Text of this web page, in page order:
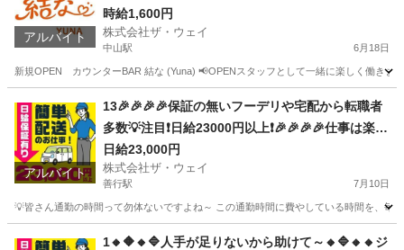
アルバイト
時給1,600円
株式会社ザ・ウェイ
中山駅 6月18日
新規OPEN カウンターBAR 結な (Yuna) 📢OPENスタッフとして一緒に楽しく働きま
中山駅 その他
アルバイト
13🎉🎉🎉🎉保証の無いフーデリや宅配から転職者
多数💡注目❗️日給23000円以上❗️🎉🎉🎉🎉仕事は楽チ
ンで女子いっぱい✨安定収入😄完全週休2日制だよ
💗
日給23,000円
株式会社ザ・ウェイ
善行駅 7月10日
💡皆さん通勤の時間って勿体ないですよね～ この通勤時間に費やしている時間を、
善行駅 ドライバー ネットスーパー
1🔸🔶🔸🔷人手が足りないから助けて～🔸🔷🔸🔸ジ